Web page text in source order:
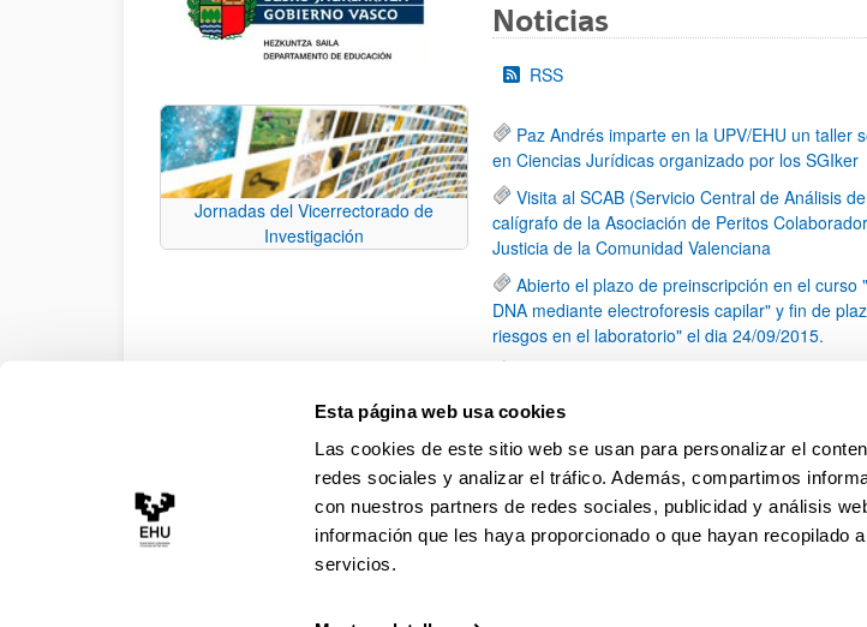
Esta página web usa cookies
Las cookies de este sitio web se usan para personalizar el
redes sociales y analizar el tráfico. Además, compartimos
con nuestros partners de redes sociales, publicidad y análisis
información que les haya proporcionado o que hayan recopilado
servicios.
Jornadas del Vicerrectorado de
Investigación
Noticias
RSS
Paz Andrés imparte en la UPV/EHU un taller
en Ciencias Jurídicas organizado por los SGIker
Visita al SCAB (Servicio Central de Análisis
calígrafo de la Asociación de Peritos
Justicia de la Comunidad Valenciana
Abierto el plazo de preinscripción en el curso
DNA mediante electroforesis capilar" y fin de
riesgos en el laboratorio" el dia 24/09/2015.
Central de Análisis de Araba) de los SGIker
Página
1 ...PáginasPágina
36 Página
37 38